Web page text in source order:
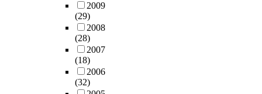
2009
(29)
2008
(28)
2007
(18)
2006
(32)